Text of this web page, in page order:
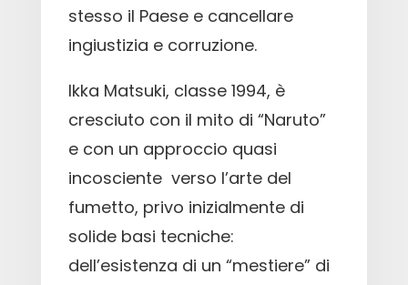
stesso il Paese e cancellare
ingiustizia e corruzione.
Ikka Matsuki, classe 1994, è
cresciuto con il mito di “Naruto”
e con un approccio quasi
incosciente verso l’arte del
fumetto, privo inizialmente di
solide basi tecniche:
dell’esistenza di un “mestiere” di